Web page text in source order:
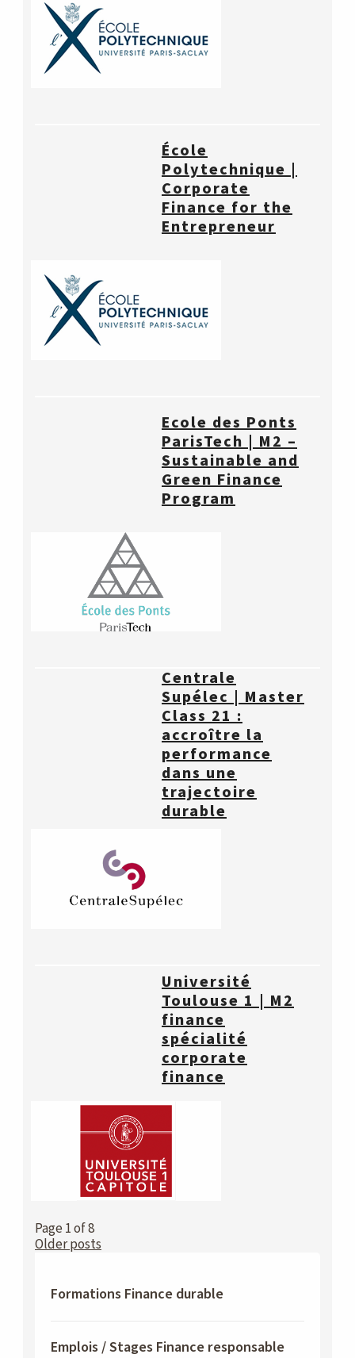
École
Polytechnique |
Corporate
Finance for the
Entrepreneur
Ecole des Ponts
ParisTech | M2 –
Sustainable and
Green Finance
Program
Centrale
Supélec | Master
Class 21 :
accroître la
performance
dans une
trajectoire
durable
Université
Toulouse 1 | M2
finance
spécialité
corporate
finance
Page 1 of 8
Older posts
Formations Finance durable
Emplois / Stages Finance responsable